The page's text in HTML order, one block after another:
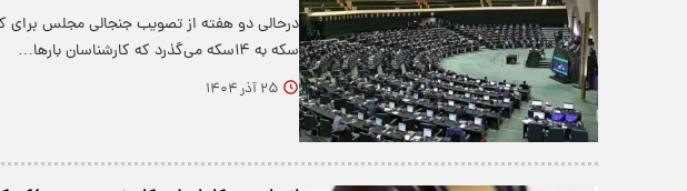
سکه به ۱۴سکه می‌گذرد که کارشناسان بارها…
۲۵ آذر ۱۴۰۴